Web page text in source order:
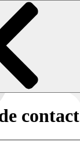
contact